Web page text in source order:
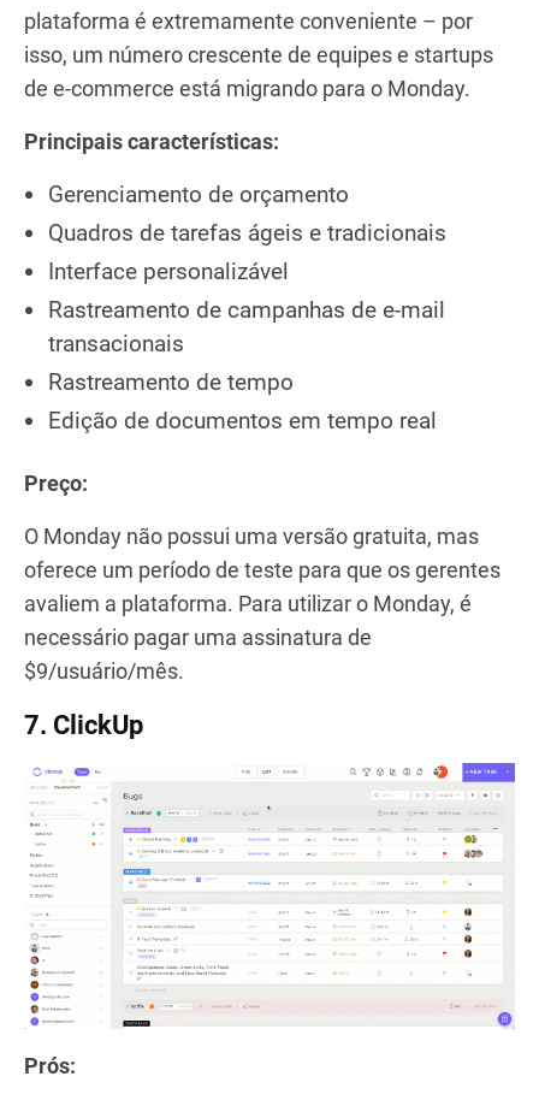
plataforma é extremamente conveniente – por
isso, um número crescente de equipes e startups
de e-commerce está migrando para o Monday.
Principais características:
Gerenciamento de orçamento
Quadros de tarefas ágeis e tradicionais
Interface personalizável
Rastreamento de campanhas de e-mail
transacionais
Rastreamento de tempo
Edição de documentos em tempo real
Preço:
O Monday não possui uma versão gratuita, mas
oferece um período de teste para que os gerentes
avaliem a plataforma. Para utilizar o Monday, é
necessário pagar uma assinatura de
$9/usuário/mês.
7. ClickUp
Prós: